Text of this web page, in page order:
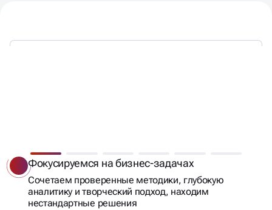
КОТОРЫЙ СТАНЕТКЛЮЧОМ К
УСПЕХУ!
Фокусируемся на бизнес-задачах
Сочетаем проверенные методики, глубокую
аналитику и творческий подход, находим
нестандартные решения